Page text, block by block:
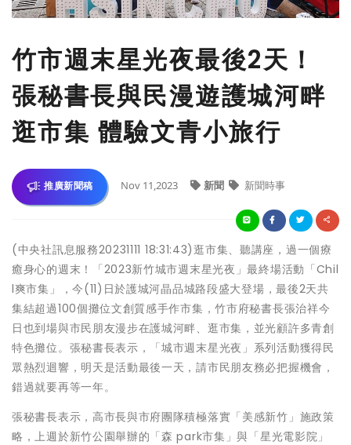
竹市週末星光夜最後2天！
張秘書長與民漫遊護城河畔
逛市集 體驗文青小旅行
推廣新聞稿 Nov 11,2023 新聞 新聞時事
(中央社訊息服務20231111 18:31:43)逛市集、聽講座，過一個療
癒身心的週末！「2023新竹城市週末星光夜」最終場活動「Chil
l爽市集」，今(11)日於護城河晶品城路段盛大登場，最後2天共
集結超過100個攤位文創質感手作市集，竹市府秘書長張治祥今
日也到場與市民朋友漫步在護城河畔、逛市集，並光顧許多青創
特色攤位。張秘書長表示，「城市週末星光夜」系列活動獲得民
眾熱烈迴響，明天是活動最後一天，請市民朋友務必把握機會，
錯過就要再等一年。
張秘書長表示，高市長與市府團隊積極落實「美感新竹」施政策
略，上週於新竹公園舉辦的「森 park市集」與「星光電影院」